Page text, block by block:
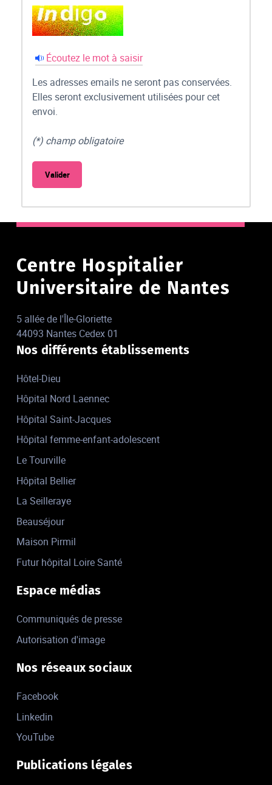
Écoutez le mot à saisir
Les adresses emails ne seront pas conservées.
Elles seront exclusivement utilisées pour cet
envoi.
(*) champ obligatoire
Centre Hospitalier
Universitaire de Nantes
5 allée de l'Île-Gloriette
44093 Nantes Cedex 01
Nos différents établissements
Hôtel-Dieu
Hôpital Nord Laennec
Hôpital Saint-Jacques
Hôpital femme-enfant-adolescent
Le Tourville
Hôpital Bellier
La Seilleraye
Beauséjour
Maison Pirmil
Futur hôpital Loire Santé
Espace médias
Communiqués de presse
Autorisation d'image
Nos réseaux sociaux
Facebook
Linkedin
YouTube
Publications légales